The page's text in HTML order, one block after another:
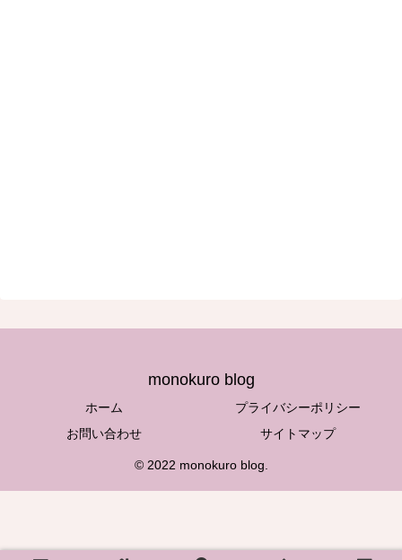
monokuro blog
ホーム
プライバシーポリシー
お問い合わせ
サイトマップ
© 2022 monokuro blog.